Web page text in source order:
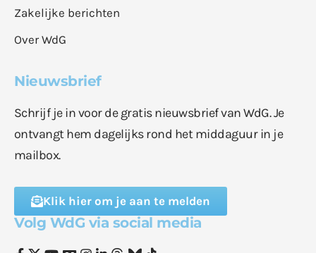
Zakelijke berichten
Over WdG
Nieuwsbrief
Schrijf je in voor de gratis nieuwsbrief van WdG. Je
ontvangt hem dagelijks rond het middaguur in je
mailbox.
Klik hier om je aan te melden
Volg WdG via social media